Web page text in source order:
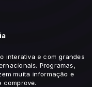
interativa e com grandes
Programas,
muita informação e
comprove.